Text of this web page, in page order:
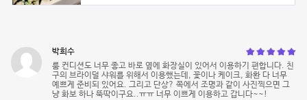
박희수
룸 컨디션도 너무 좋고 바로 옆에 화장실이 있어서 이용하기 편합니다. 친
구의 브라이덜 샤워를 위해서 이용했는데, 꽃이나 케이크, 화환 다 너무
예쁘게 준비되 있어요. 그리고 단상? 쪽에서 조명과 같이 사진찍으면 그
냥 화보 하나 뚝딱이구요..ㅠㅠ 너무 이쁘게 이용하고 갑니다~~!